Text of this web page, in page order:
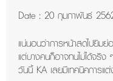
Date : 20 กุมภาพันธ์
แน่นอนว่าการหน้าสดไปยิม
แต่บางคนก็อาจทนไม่ได้จริ
วันนี้ KA เลยมีเทคนิคการ